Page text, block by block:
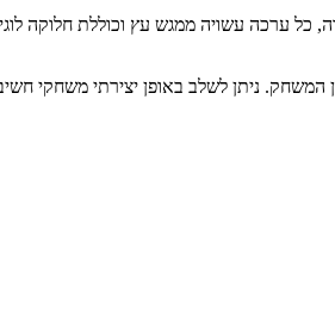
כל ערכה עשויה ממגש עץ וכוללת חלוקה